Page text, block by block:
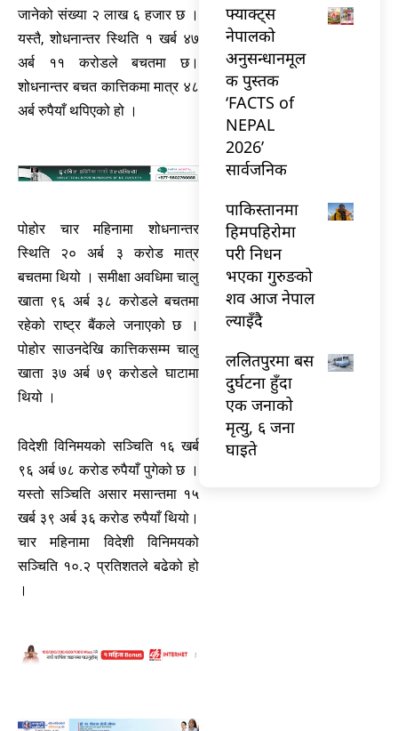
जानेको संख्या २ लाख ६ हजार छ ।
यस्तै, शोधनान्तर स्थिति १ खर्ब ४७
अर्ब ११ करोडले बचतमा छ।
शोधनान्तर बचत कात्तिकमा मात्र ४८
अर्ब रुपैयाँ थपिएको हो ।
पोहोर चार महिनामा शोधनान्तर
स्थिति २० अर्ब ३ करोड मात्र
बचतमा थियो । समीक्षा अवधिमा चालु
खाता ९६ अर्ब ३८ करोडले बचतमा
रहेको राष्ट्र बैंकले जनाएको छ ।
पोहोर साउनदेखि कात्तिकसम्म चालु
खाता ३७ अर्ब ७९ करोडले घाटामा
थियो ।
विदेशी विनिमयको सञ्चिति १६ खर्ब
९६ अर्ब ७८ करोड रुपैयाँ पुगेको छ ।
यस्तो सञ्चिति असार मसान्तमा १५
खर्ब ३९ अर्ब ३६ करोड रुपैयाँ थियो।
चार महिनामा विदेशी विनिमयको
सञ्चिति १०.२ प्रतिशतले बढेको हो
।
फ्याक्ट्स
नेपालको
अनुसन्धानमूल
क पुस्तक
‘FACTS of
NEPAL
2026’
सार्वजनिक
पाकिस्तानमा
हिमपहिरोमा
परी निधन
भएका गुरुङको
शव आज नेपाल
ल्याइँदै
ललितपुरमा बस
दुर्घटना हुँदा
एक जनाको
मृत्यु, ६ जना
घाइते